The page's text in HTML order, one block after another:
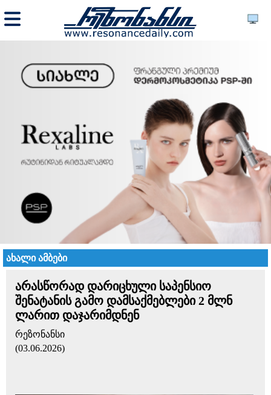
ახალი ამბები
არასწორად დარიცხული საპენსიო
შენატანის გამო დამსაქმებლები 2 მლნ
ლარით დაჯარიმდნენ
რეზონანსი
(03.06.2026)